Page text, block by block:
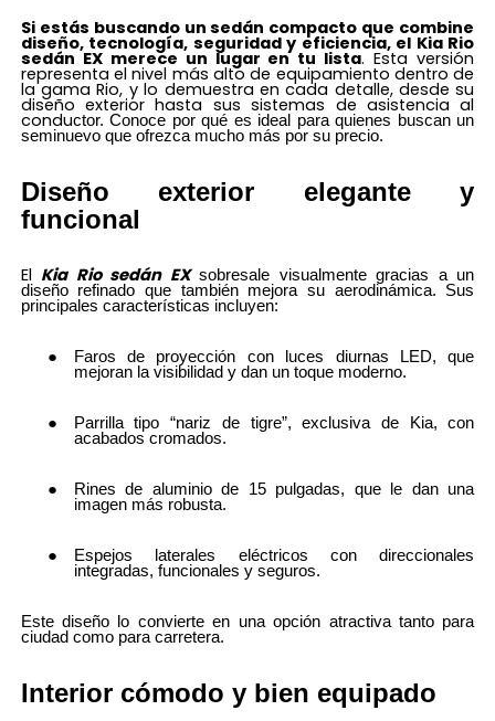
Si estás buscando un sedán compacto que combine
diseño, tecnología, seguridad y eficiencia, el Kia Rio
sedán EXmerece un lugar en tu lista. Esta versión
representa el nivel más alto de equipamiento dentro de
la gama Rio, y lo demuestra en cada detalle, desde su
diseño exterior hasta sus sistemas de asistencia al
conductor. Conoce por qué es ideal para quienes buscan un
seminuevo que ofrezca mucho más por su precio.
Diseño exterior elegante y
funcional
El Kia Rio sedán EXsobresale visualmente gracias a un
diseño refinado que también mejora su aerodinámica. Sus
principales características incluyen:
Faros de proyección con luces diurnas LED, que
mejoran la visibilidad y dan un toque moderno.
Parrilla tipo “nariz de tigre”, exclusiva de Kia, con
acabados cromados.
Rines de aluminio de 15 pulgadas, que le dan una
imagen más robusta.
Espejos laterales eléctricos con direccionales
integradas, funcionales y seguros.
Este diseño lo convierte en una opción atractiva tanto para
ciudad como para carretera.
Interior cómodo y bien equipado